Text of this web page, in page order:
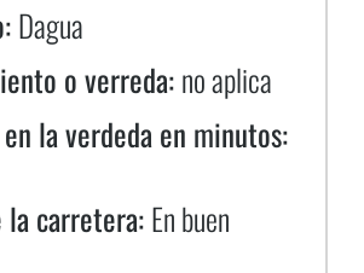
Dagua
o verreda:no aplica
la verdeda en minutos:
la carretera:En buen